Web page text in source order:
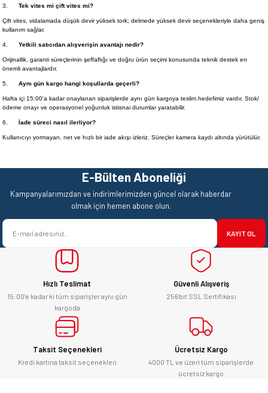
3. Tek vites mi çift vites mi?
Çift vites, vidalamada düşük devir yüksek tork; delmede yüksek devir seçenekleriyle daha geniş
kullanım sağlar.
4. Yetkili satıcıdan alışverişin avantajı nedir?
Orijinallik, garanti süreçlerinin şeffaflığı ve doğru ürün seçimi konusunda teknik destek en
önemli avantajlardır.
5. Aynı gün kargo hangi koşullarda geçerli?
Hafta içi 15:00'a kadar onaylanan siparişlerde aynı gün kargoya teslim hedefimiz vardır. Stok/
ödeme onayı ve operasyonel yoğunluk istisnai durumlar yaratabilir.
6. İade süreci nasıl ilerliyor?
Kullanıcıyı yormayan, net ve hızlı bir iade akışı izleriz. Süreçler kamera kaydı altında yürütülür.
E-Bülten Aboneliği
Kampanyalarımızdan ve indirimlerimizden güncel olarak haberdar
olmak için hemen abone olun.
KAYIT OL
Hızlı Teslimat
15:00’e kadar ki tüm siparişler aynı gün
kargoda
Güvenli Alışveriş
256bit SSL Sertifikası
Taksit Seçenekleri
Kredi kartına taksit seçenekleri
Ücretsiz Kargo
4000 TL ve üzeri tüm siparişlerde
ücretsiz kargo